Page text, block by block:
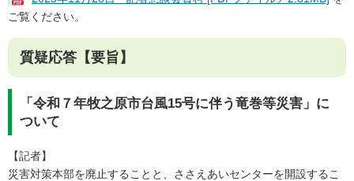
ご覧ください。
質疑応答【要旨】
「令和７年牧之原市台風15号に伴う竜巻等災害」に
ついて
【記者】
災害対策本部を廃止することと、ささえあいセンターを開設するこ